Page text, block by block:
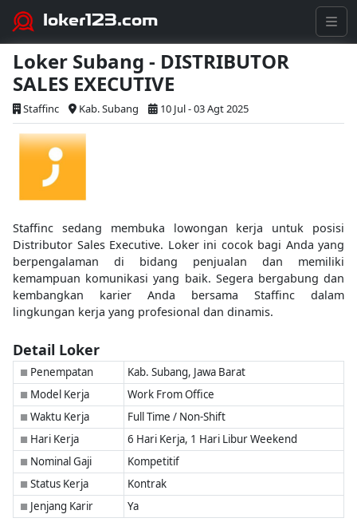
loker123.com
Loker Subang - DISTRIBUTOR
SALES EXECUTIVE
Staffinc Kab. Subang 10 Jul - 03 Agt 2025
Staffinc sedang membuka lowongan kerja untuk posisi
Distributor Sales Executive. Loker ini cocok bagi Anda yang
berpengalaman di bidang penjualan dan memiliki
kemampuan komunikasi yang baik. Segera bergabung dan
kembangkan karier Anda bersama Staffinc dalam
lingkungan kerja yang profesional dan dinamis.
Detail Loker
■ Penempatan Kab. Subang, Jawa Barat
■ Model Kerja Work From Office
■ Waktu Kerja Full Time / Non-Shift
■ Hari Kerja 6 Hari Kerja, 1 Hari Libur Weekend
■ Nominal Gaji Kompetitif
■ Status Kerja Kontrak
■ Jenjang Karir Ya